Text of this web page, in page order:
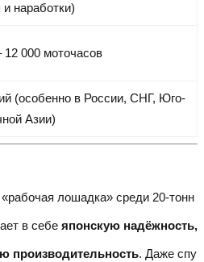
и наработки)
12 000 моточасов
(особенно в России, СНГ, Юго-
Азии)
лошадка» среди 20-тонн
в себе японскую надёжность,
производительность. Даже спу